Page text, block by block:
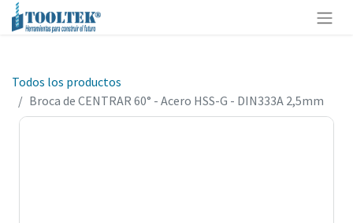
Todos los productos
Broca de CENTRAR 60° - Acero HSS-G - DIN333A 2,5mm